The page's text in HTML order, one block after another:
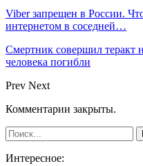
Viber запрещен в России.
интернетом в соседней…
Смертник совершил теракт
человека погибли
Prev Next
Комментарии закрыты.
Интересное: